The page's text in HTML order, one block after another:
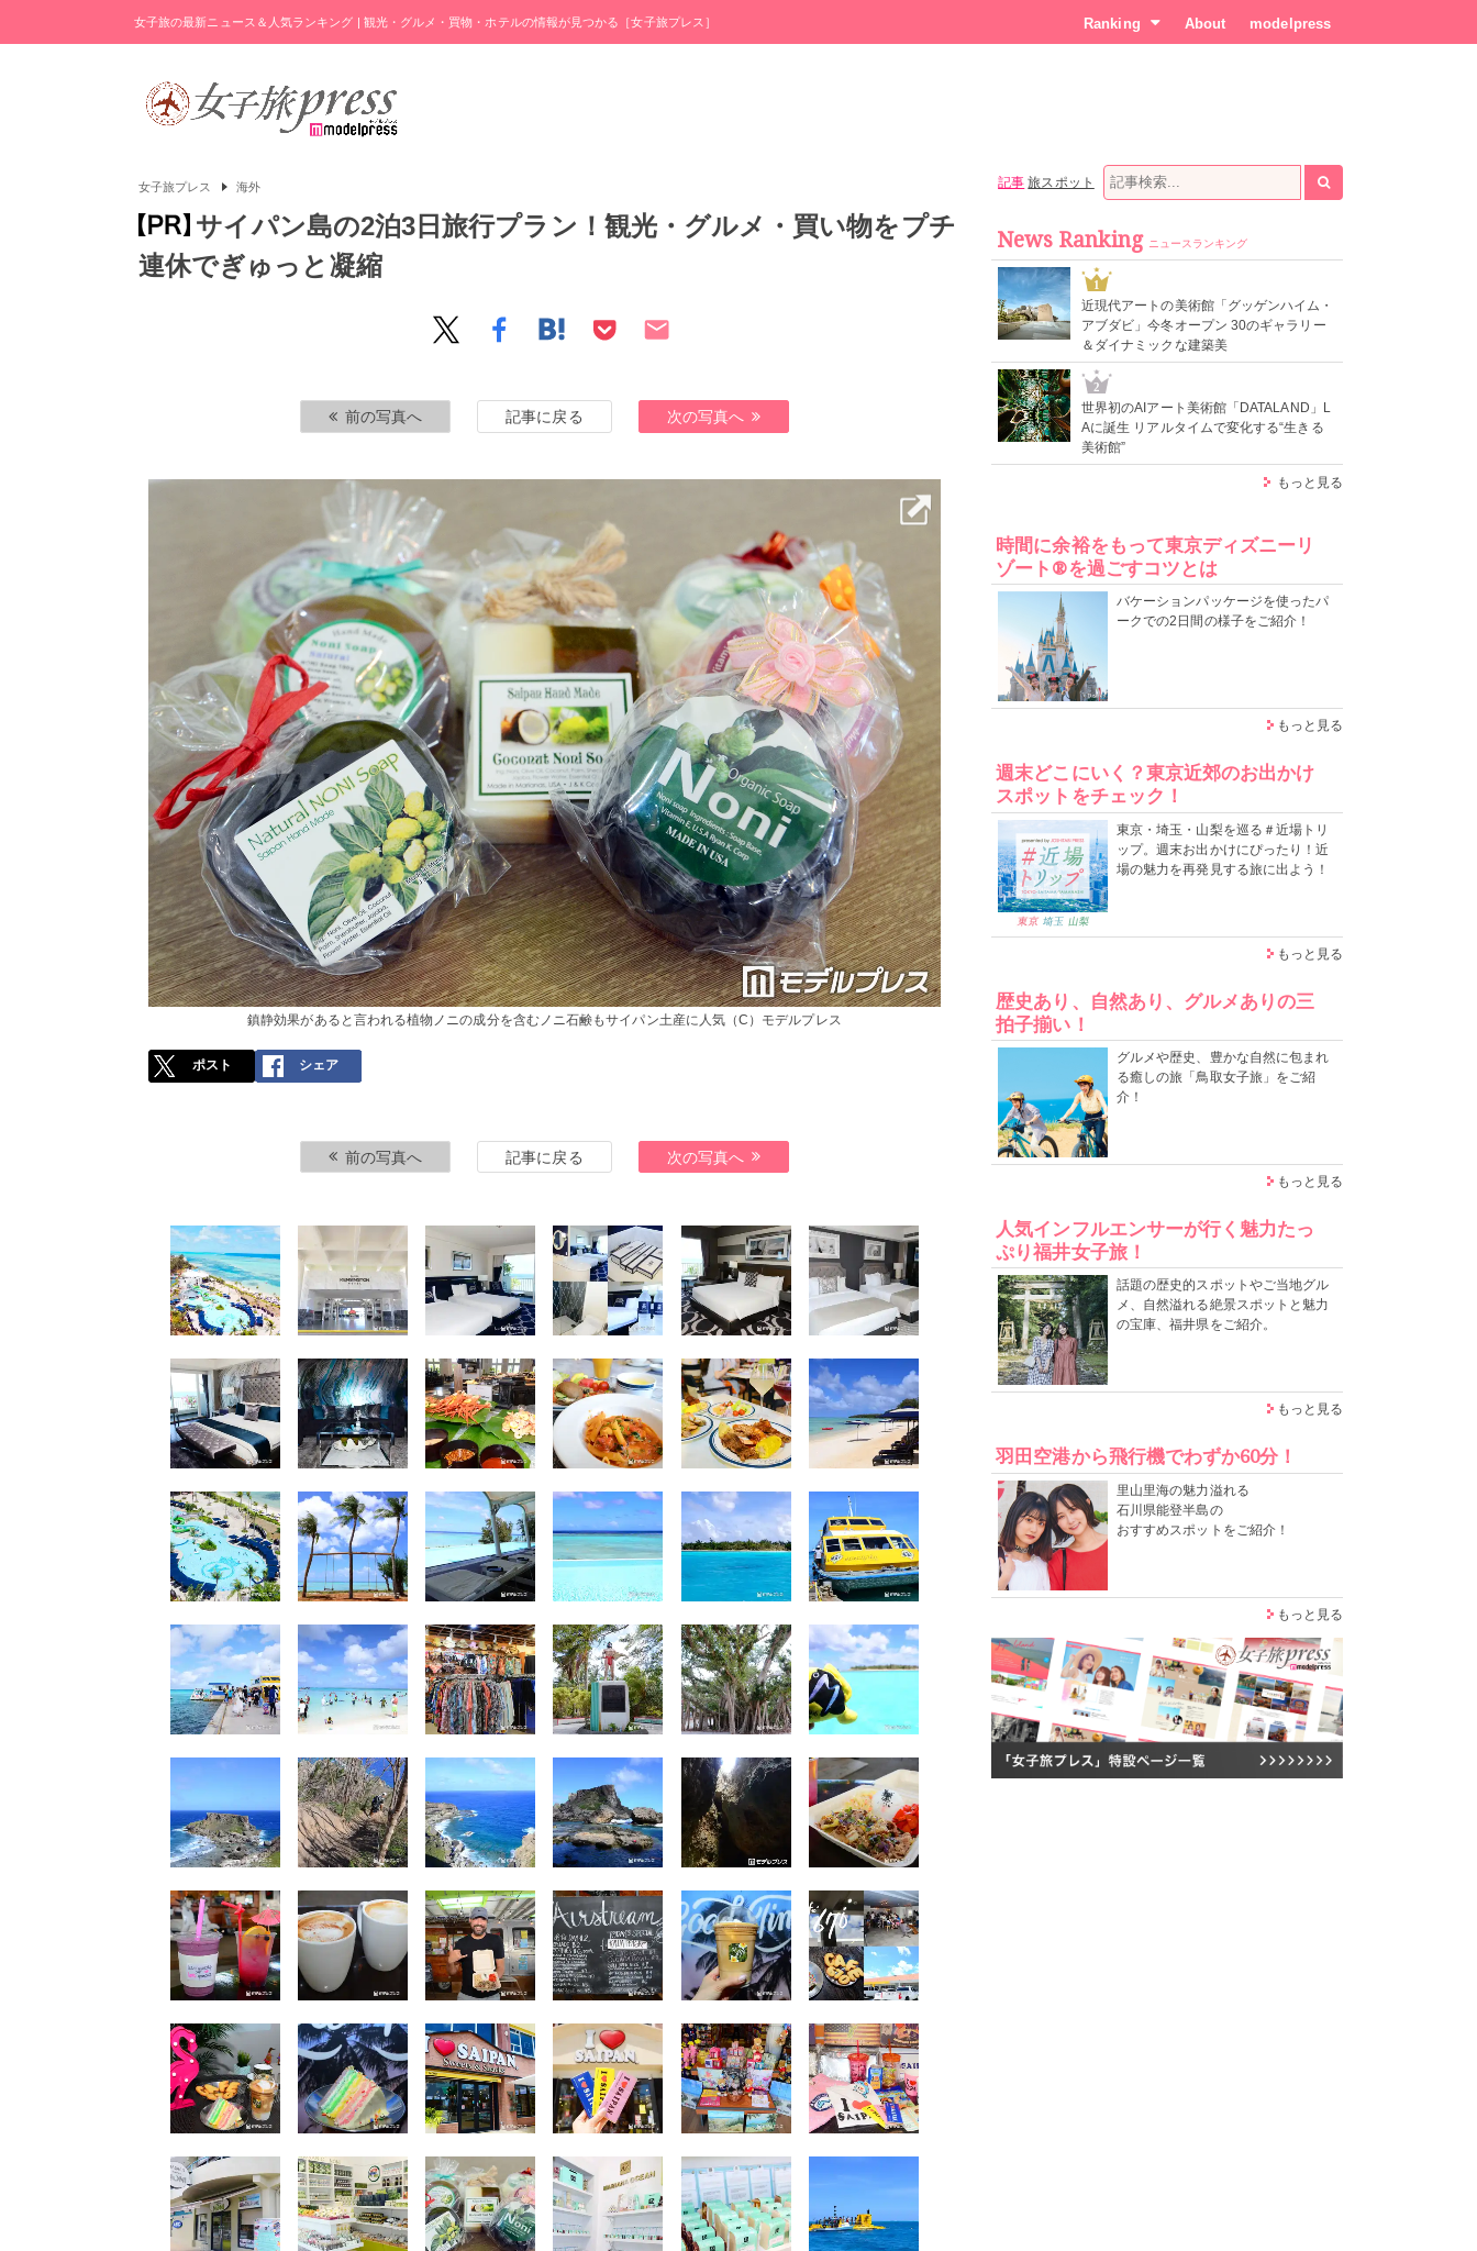
女子旅の最新ニュース＆人気ランキング | 観光・グルメ・買物・ホテルの情報が見つかる［女子旅プレス］ Ranking About modelpress
女子旅プレス 海外
サイパン島の2泊3日旅行プラン！観光・グルメ・買い物をプチ
連休でぎゅっと凝縮
前の写真へ 記事に戻る 次の写真へ
鎮静効果があると言われる植物ノニの成分を含むノニ石鹸もサイパン土産に人気（C）モデルプレス
ポスト シェア
前の写真へ 記事に戻る 次の写真へ
記事 旅スポット
News Ranking ニュースランキング
1
近現代アートの美術館「グッゲンハイム・
アブダビ」今冬オープン 30のギャラリー
＆ダイナミックな建築美
2
世界初のAIアート美術館「DATALAND」L
Aに誕生 リアルタイムで変化する“生きる
美術館”
もっと見る
時間に余裕をもって東京ディズニーリ
ゾート®を過ごすコツとは
バケーションパッケージを使ったパ
ークでの2日間の様子をご紹介！
もっと見る
週末どこにいく？東京近郊のお出かけ
スポットをチェック！
東京・埼玉・山梨を巡る＃近場トリ
ップ。週末お出かけにぴったり！近
場の魅力を再発見する旅に出よう！
もっと見る
歴史あり、自然あり、グルメありの三
拍子揃い！
グルメや歴史、豊かな自然に包まれ
る癒しの旅「鳥取女子旅」をご紹
介！
もっと見る
人気インフルエンサーが行く魅力たっ
ぷり福井女子旅！
話題の歴史的スポットやご当地グル
メ、自然溢れる絶景スポットと魅力
の宝庫、福井県をご紹介。
もっと見る
羽田空港から飛行機でわずか60分！
里山里海の魅力溢れる
石川県能登半島の
おすすめスポットをご紹介！
もっと見る